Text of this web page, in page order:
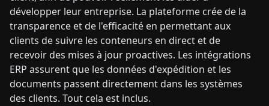
développer leur entreprise. La plateforme crée de la
transparence et de l'efficacité en permettant aux
clients de suivre les conteneurs en direct et de
recevoir des mises à jour proactives. Les intégrations
ERP assurent que les données d'expédition et les
documents passent directement dans les systèmes
des clients. Tout cela est inclus.